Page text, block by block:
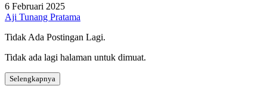
6 Februari 2025
Aji Tunang Pratama
Tidak Ada Postingan Lagi.
Tidak ada lagi halaman untuk dimuat.
Selengkapnya